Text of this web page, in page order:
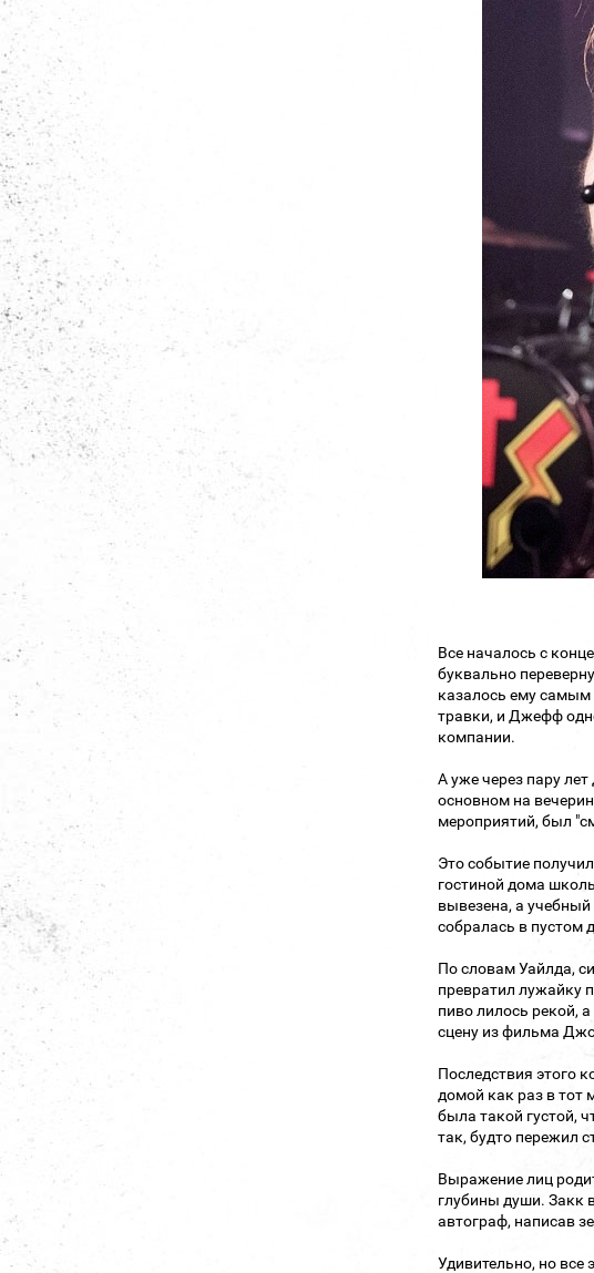
Все началось с
буквально
казалось ему самым
травки, и Джефф
компании.
А уже через пару
основном на
мероприятий, был
Это событие
гостиной дома
вывезена, а
собралась в пустом
По словам Уайлда,
превратил лужайку
пиво лилось рекой,
сцену из фильма
Последствия этого
домой как раз в тот
была такой густой,
так, будто пережил
Выражение лиц
глубины души. Закк
автограф, написав
Удивительно, но все